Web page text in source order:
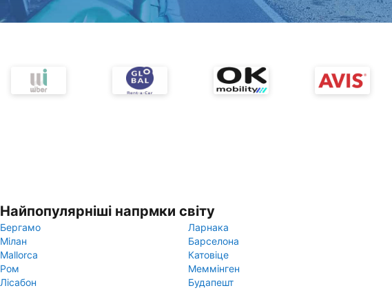
Найпопулярніші напрмки світу
Бергамо
Ларнака
Мілан
Барселона
Mallorca
Катовіце
Ром
Меммінген
Лісабон
Будапешт